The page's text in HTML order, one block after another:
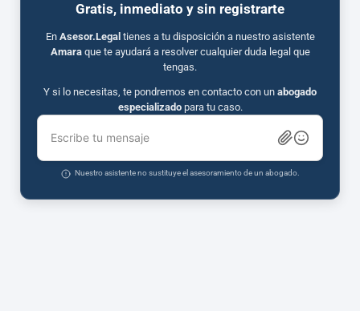
Gratis, inmediato y sin registrarte
En Asesor.Legal tienes a tu disposición a nuestro asistente
Amaraque te ayudará a resolver cualquier duda legal que
tengas.
Y si lo necesitas, te pondremos en contacto con un abogado
especializadopara tu caso.
Escribe tu mensaje
Nuestro asistente no sustituye el asesoramiento de un abogado.